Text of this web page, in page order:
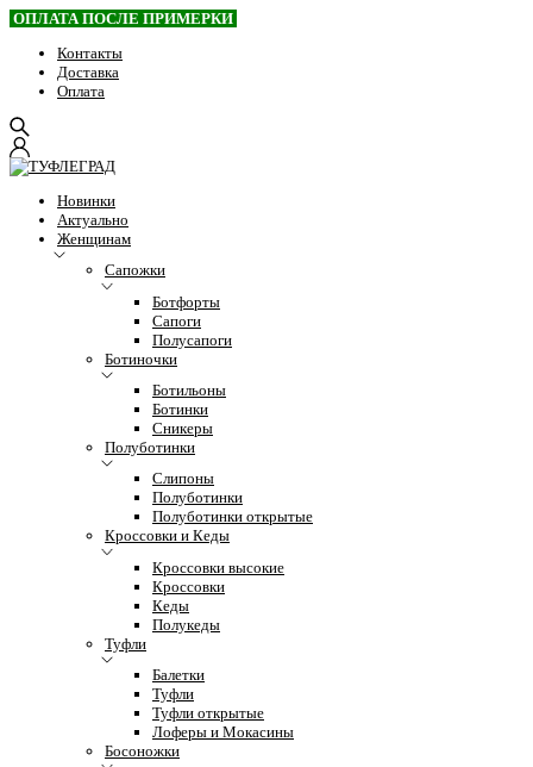
ОПЛАТА ПОСЛЕ ПРИМЕРКИ
Контакты
Доставка
Оплата
Новинки
Актуально
Женщинам
Сапожки
Ботфорты
Сапоги
Полусапоги
Ботиночки
Ботильоны
Ботинки
Сникеры
Полуботинки
Слипоны
Полуботинки
Полуботинки открытые
Кроссовки и Кеды
Кроссовки высокие
Кроссовки
Кеды
Полукеды
Туфли
Балетки
Туфли
Туфли открытые
Лоферы и Мокасины
Босоножки